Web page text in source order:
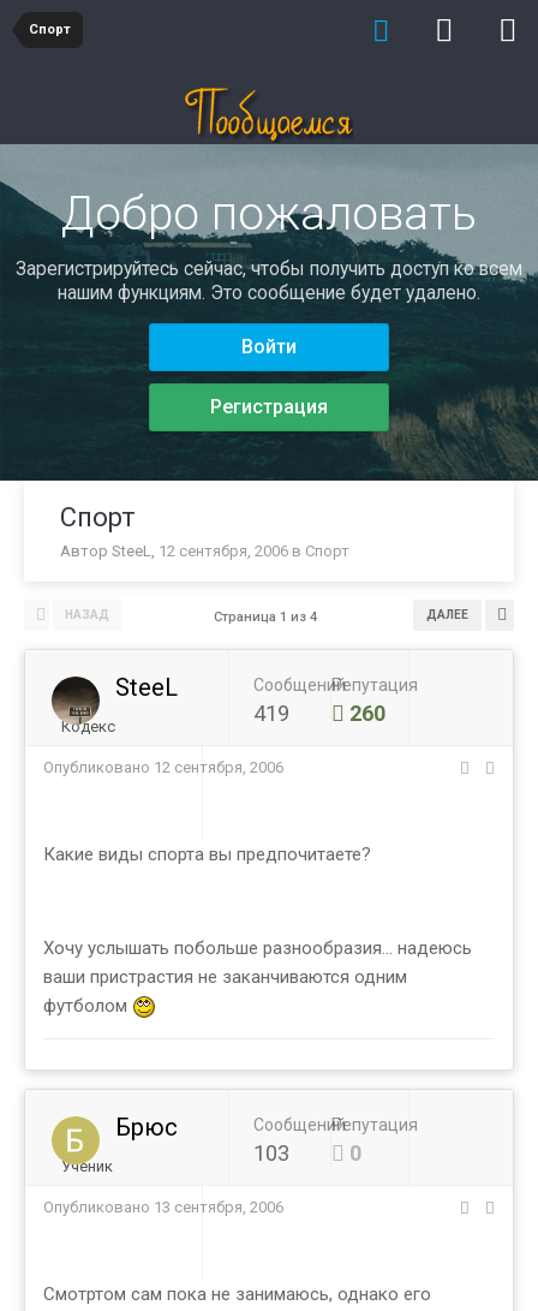
Спорт
Добро пожаловать
Зарегистрируйтесь сейчас, чтобы получить доступ ко всем
нашим функциям. Это сообщение будет удалено.
Войти
Регистрация
Спорт
Автор SteeL, 12 сентября, 2006 в Спорт
НАЗАД ДАЛЕЕ
Страница 1 из 4
SteeL
Кодекс
Сообщений
419
Репутация
260
Опубликовано 12 сентября, 2006
Какие виды спорта вы предпочитаете?
Хочу услышать побольше разнообразия... надеюсь
ваши пристрастия не заканчиваются одним
футболом
Брюс
Ученик
Сообщений
103
Репутация
0
Опубликовано 13 сентября, 2006
Смотртом сам пока не занимаюсь, однако его